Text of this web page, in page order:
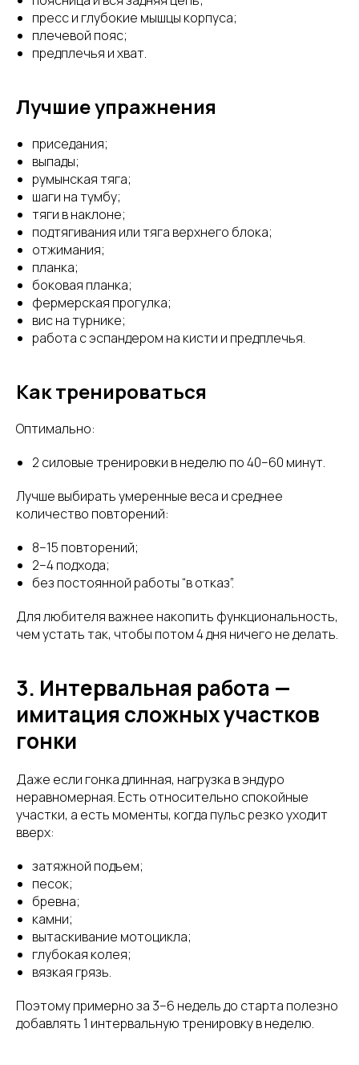
пресс и глубокие мышцы корпуса;
плечевой пояс;
предплечья и хват.
Лучшие упражнения
приседания;
выпады;
румынская тяга;
шаги на тумбу;
тяги в наклоне;
подтягивания или тяга верхнего блока;
отжимания;
планка;
боковая планка;
фермерская прогулка;
вис на турнике;
работа с эспандером на кисти и предплечья.
Как тренироваться
Оптимально:
2 силовые тренировки в неделю по 40–60 минут.
Лучше выбирать умеренные веса и среднее
количество повторений:
8–15 повторений;
2–4 подхода;
без постоянной работы “в отказ”.
Для любителя важнее накопить функциональность,
чем устать так, чтобы потом 4 дня ничего не делать.
3. Интервальная работа —
имитация сложных участков
гонки
Даже если гонка длинная, нагрузка в эндуро
неравномерная. Есть относительно спокойные
участки, а есть моменты, когда пульс резко уходит
вверх:
затяжной подъем;
песок;
бревна;
камни;
вытаскивание мотоцикла;
глубокая колея;
вязкая грязь.
Поэтому примерно за 3–6 недель до старта полезно
добавлять 1 интервальную тренировку в неделю.